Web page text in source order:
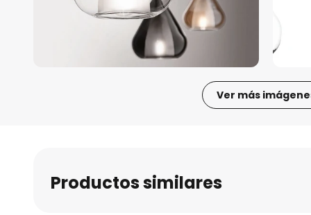
Ver más
Productos similares